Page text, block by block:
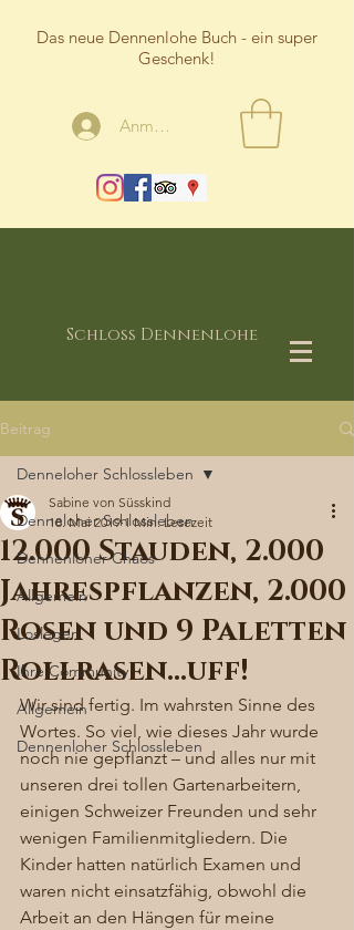
Das neue Dennenlohe Buch - ein super
Geschenk!
Anmelden
Schloss Dennenlohe
Beitrag
Denneloher Schlossleben
Dennenloher Chaos
Allgemein
Loslegen
Ihre Community
Allgemein
Dennenloher Schlossleben
Denneloher Schlossleben
12.000 Stauden, 2.000
Jahrespflanzen, 2.000
Rosen und 9 Paletten
Rollrasen…uff!
Sabine von Süsskind
18. Mai 2019 1 Min. Lesezeit
Wir sind fertig. Im wahrsten Sinne des
Wortes. So viel, wie dieses Jahr wurde
noch nie gepflanzt – und alles nur mit
unseren drei tollen Gartenarbeitern,
einigen Schweizer Freunden und sehr
wenigen Familienmitgliedern. Die
Kinder hatten natürlich Examen und
waren nicht einsatzfähig, obwohl die
Arbeit an den Hängen für meine